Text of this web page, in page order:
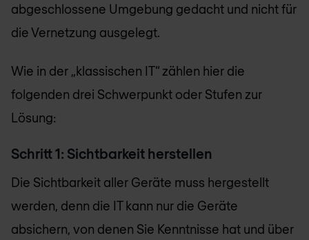
abgeschlossene Umgebung gedacht und nicht für
die Vernetzung ausgelegt.
Wie in der „klassischen IT“ zählen hier die
folgenden drei Schwerpunkt oder Stufen zur
Lösung:
Schritt 1: Sichtbarkeit herstellen
Die Sichtbarkeit aller Geräte muss hergestellt
werden, denn die IT kann nur die Geräte
absichern, von denen Sie Kenntnisse hat und über